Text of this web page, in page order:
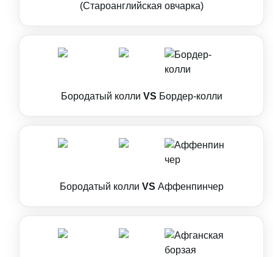
(Староанглийская овчарка)
Бородатый колли VS Бордер-колли
Бородатый колли VS Аффенпинчер